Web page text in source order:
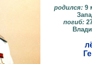
родился: 9
погиб: